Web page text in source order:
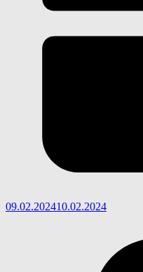
09.02.202410.02.2024